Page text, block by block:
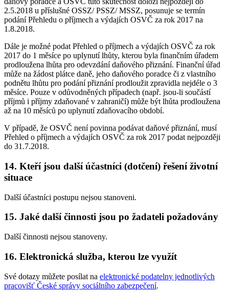
2.5.2018 u příslušné OSSZ/ PSSZ/ MSSZ, posunuje se termín
podání Přehledu o příjmech a výdajích OSVČ za rok 2017 na
1.8.2018.
Dále je možné podat Přehled o příjmech a výdajích OSVČ za rok
2017 do 1 měsíce po uplynutí lhůty, kterou byla finančním úřadem
prodloužena lhůta pro odevzdání daňového přiznání. Finanční úřad
může na žádost plátce daně, jeho daňového poradce či z vlastního
podnětu lhůtu pro podání přiznání prodloužit zpravidla nejdéle o 3
měsíce. Pouze v odůvodněných případech (např. jsou-li součástí
příjmů i příjmy zdaňované v zahraničí) může být lhůta prodloužena
až na 10 měsíců po uplynutí zdaňovacího období.
V případě, že OSVČ není povinna podávat daňové přiznání, musí
Přehled o příjmech a výdajích OSVČ za rok 2017 podat nejpozději
do 31.7.2018.
14. Kteří jsou další účastníci (dotčení) řešení životní
situace
Další účastníci postupu nejsou stanoveni.
15. Jaké další činnosti jsou po žadateli požadovány
Další činnosti nejsou stanoveny.
16. Elektronická služba, kterou lze využít
Své dotazy můžete posílat na elektronické podatelny jednotlivých
pracovišť České správy sociálního zabezpečení.